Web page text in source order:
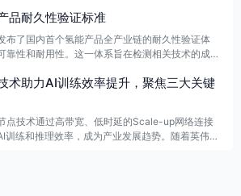
品耐久性验证标准
布了国内首个氢能产品全产业链的耐久性验证体
靠性和耐用性。这一体系旨在检测相关技术的成熟
术助力AI训练效率提升，聚焦三大关键
点技术通过高带宽、低时延的Scale-up网络连接
训练和推理效率，成为产业发展趋势。随着英伟达
的国产替代机会值得关注，预计到2028年国产